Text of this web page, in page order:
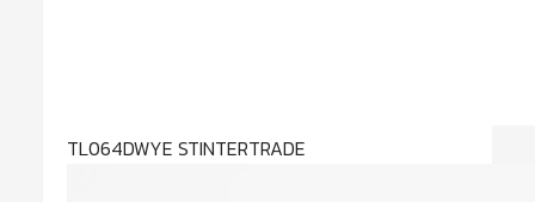
TL064DWYE STINTERTRADE